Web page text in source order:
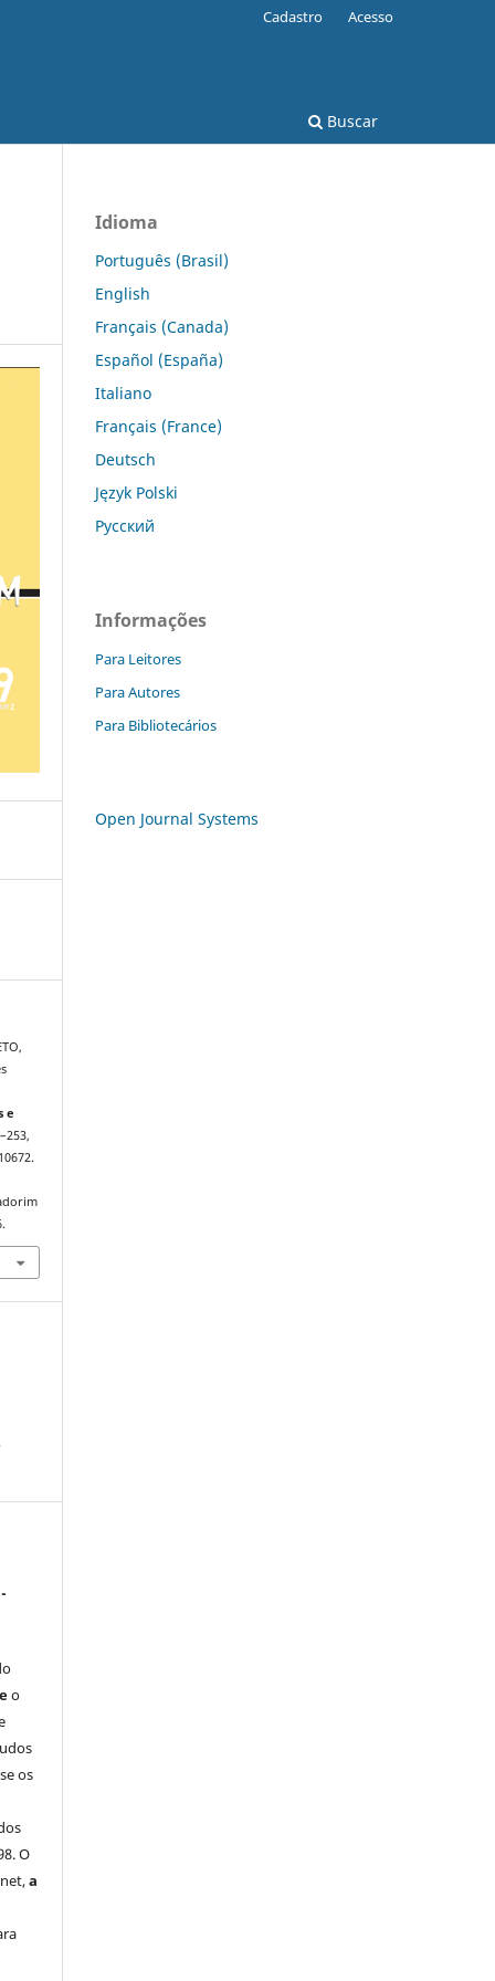
Buscar
Cadastro Acesso
e
o
os
O
a
Idioma
Português (Brasil)
English
Français (Canada)
Español (España)
Italiano
Français (France)
Deutsch
Język Polski
Русский
Informações
Para Leitores
Para Autores
Para Bibliotecários
Open Journal Systems